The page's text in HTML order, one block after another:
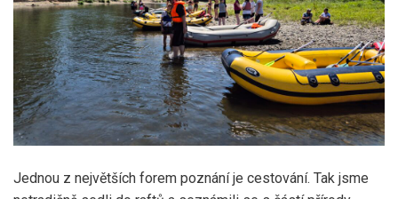
Jednou z největších forem poznání je cestování. Tak jsme